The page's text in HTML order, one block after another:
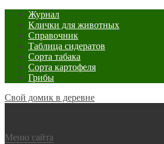
Журнал
Клички для животных
Справочник
Таблица сидератов
Сорта табака
Сорта картофеля
Грибы
Свой домик в деревне
Меню сайта